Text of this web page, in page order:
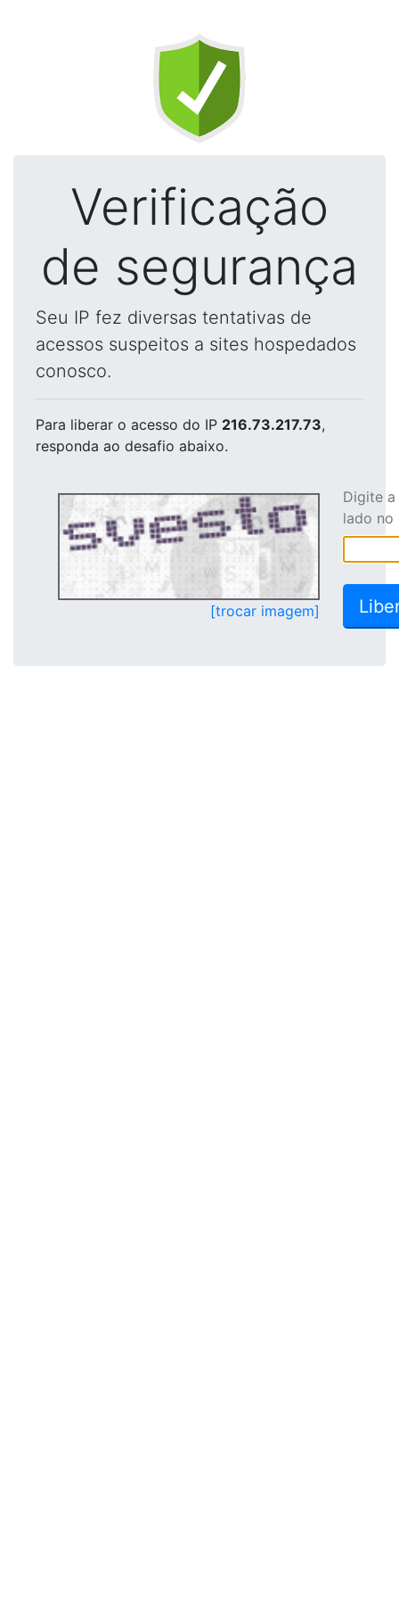
Verificação
de segurança
Seu IP fez diversas tentativas de
acessos suspeitos a sites hospedados
conosco.
Para liberar o acesso do IP 216.73.217.73,
responda ao desafio abaixo.
[trocar imagem]
Digite
lado no